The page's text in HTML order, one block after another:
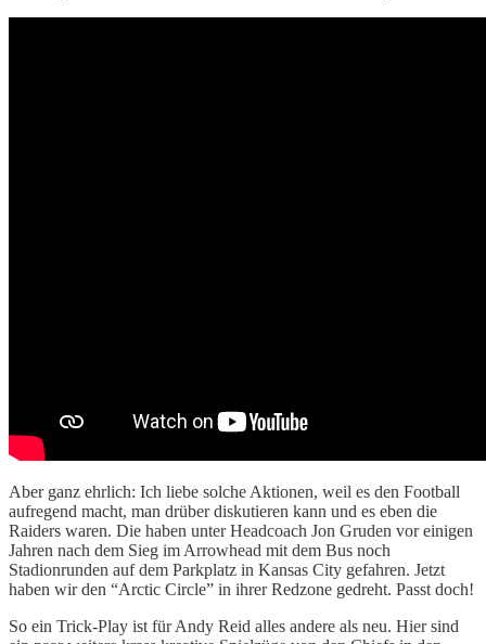
Aber ganz ehrlich: Ich liebe solche Aktionen, weil es den Football
aufregend macht, man drüber diskutieren kann und es eben die
Raiders waren. Die haben unter Headcoach Jon Gruden vor einigen
Jahren nach dem Sieg im Arrowhead mit dem Bus noch
Stadionrunden auf dem Parkplatz in Kansas City gefahren. Jetzt
haben wir den “Arctic Circle” in ihrer Redzone gedreht. Passt doch!
So ein Trick-Play ist für Andy Reid alles andere als neu. Hier sind